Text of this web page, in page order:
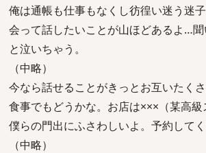
俺は通帳も仕事もなくし彷徨い迷う迷子
会って話したいことが山ほどあるよ…
と泣いちゃう。
（中略）
今なら話せることがきっとお互いたくさ
食事でもどうかな。お店は×××（某高
僕らの門出にふさわしいよ。予約してく
（中略）